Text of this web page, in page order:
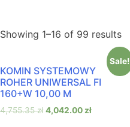
Showing 1–16 of 99 results
Sale!
KOMIN SYSTEMOWY
ROHER UNIWERSAL FI
160+W 10,00 M
4,755.35zł 4,042.00 zł